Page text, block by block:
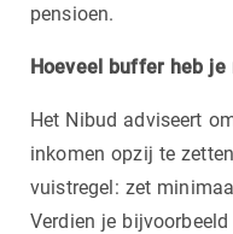
pensioen.
Hoeveel buffer heb je
Het Nibud adviseert
inkomen opzij te
vuistregel: zet
Verdien je